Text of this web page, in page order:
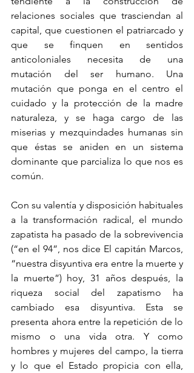
relaciones sociales que trasciendan al
capital, que cuestionen el patriarcado y
que se finquen en sentidos
anticoloniales necesita de una
mutación del ser humano. Una
mutación que ponga en el centro el
cuidado y la protección de la madre
naturaleza, y se haga cargo de las
miserias y mezquindades humanas sin
que éstas se aniden en un sistema
dominante que parcializa lo que nos es
común.
Con su valentía y disposición habituales
a la transformación radical, el mundo
zapatista ha pasado de la sobrevivencia
(“en el 94”, nos dice El capitán Marcos,
“nuestra disyuntiva era entre la muerte y
la muerte”) hoy, 31 años después, la
riqueza social del zapatismo ha
cambiado esa disyuntiva. Esta se
presenta ahora entre la repetición de lo
mismo o una vida otra. Y como
hombres y mujeres del campo, la tierra
y lo que el Estado propicia con ella,